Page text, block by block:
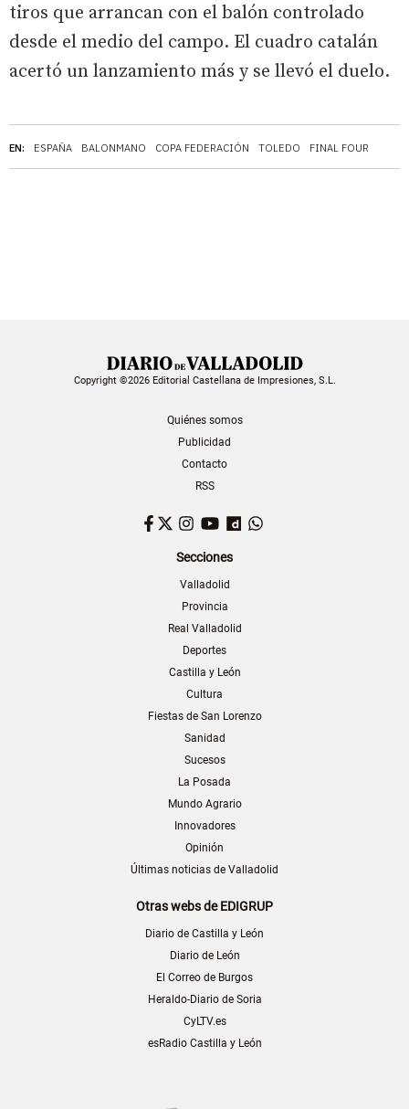
EN: ESPAÑA BALONMANO COPA FEDERACIÓN TOLEDO FINAL FOUR
tiros que arrancan con el balón controlado
desde el medio del campo. El cuadro catalán
acertó un lanzamiento más y se llevó el duelo.
Copyright ©2026 Editorial Castellana de Impresiones, S.L.
Quiénes somos
Publicidad
Contacto
RSS
Facebook
TwitterInstagram
YouTubeDailymotion
Secciones
Valladolid
Provincia
Real Valladolid
Deportes
Castilla y León
Cultura
Fiestas de San Lorenzo
Sanidad
Sucesos
La Posada
Mundo Agrario
Innovadores
Opinión
Últimas noticias de Valladolid
Otras webs de EDIGRUP
Diario de Castilla y León
Diario de León
El Correo de Burgos
Heraldo-Diario de Soria
CyLTV.es
esRadio Castilla y León